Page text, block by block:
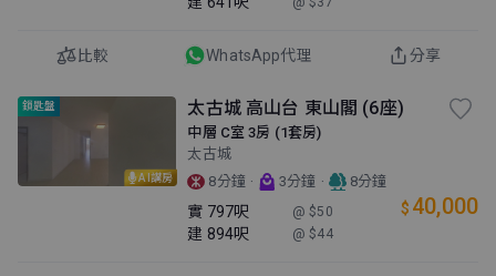
比較 WhatsApp代理 分享
AI講房
鎖匙盤 太古城 高山台 東山閣 (6座)
中層 C室 3房 (1套房)
太古城
8分鐘 · 3分鐘 · 8分鐘
實 797呎 @ $50
建 894呎 @ $44
$ 40,000